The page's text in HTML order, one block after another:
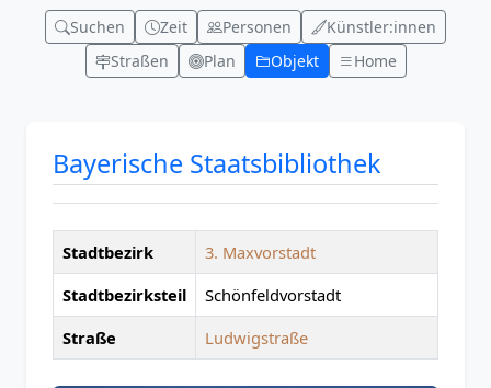
Suchen Zeit Personen
Künstler:innen
Straßen
Plan Objekt Home
Bayerische Staatsbibliothek
Stadtbezirk
3. Maxvorstadt
Stadtbezirksteil
Schönfeldvorstadt
Straße
Ludwigstraße